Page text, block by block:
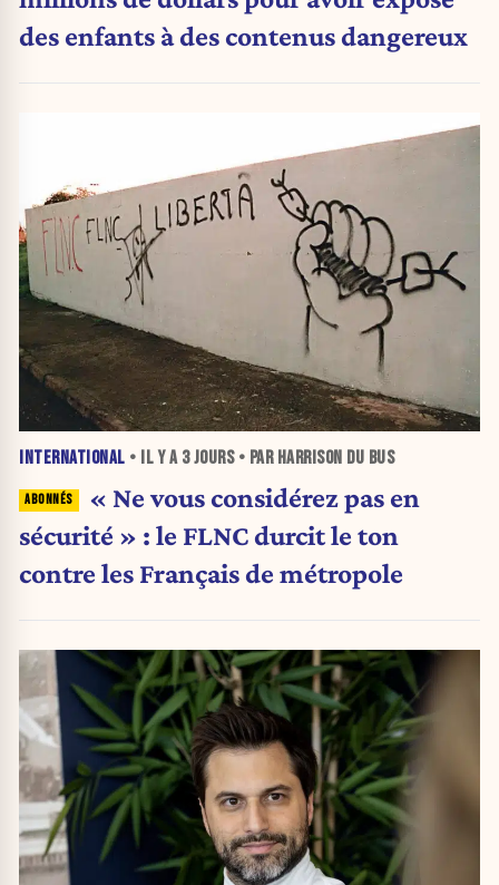
des enfants à des contenus dangereux
INTERNATIONAL • IL Y A 3 JOURS• PAR HARRISON DU BUS
« Ne vous considérez pas en
sécurité » : le FLNC durcit le ton
contre les Français de métropole